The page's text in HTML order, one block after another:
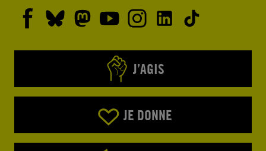
J’AGIS
JE DONNE